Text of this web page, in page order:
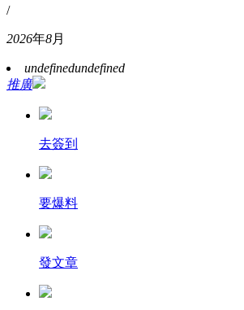
/
2026年8月
undefinedundefined
推廣
去簽到
要爆料
發文章